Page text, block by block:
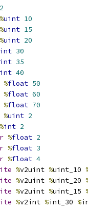
%uint 10
%uint 15
%uint 20
int 30
int 35
int 40
%float 50
%float 60
%float 70
%uint 2
%int 2
%float 2
%float 3
%float 4
%v2uint %uint_10
%v2uint %uint_20
%v2uint %uint_15
%v2int %int_30 %